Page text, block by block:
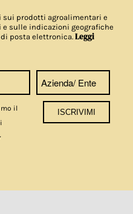
prodotti agroalimentari e
e sulle indicazioni geografiche
posta elettronica.Leggi
il